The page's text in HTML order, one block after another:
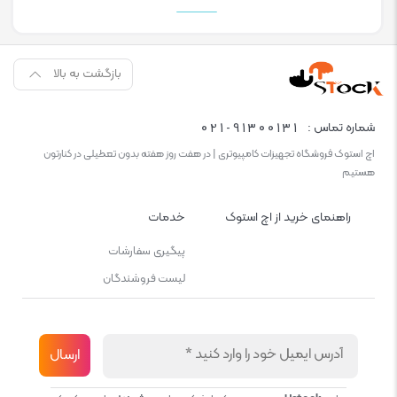
بازگشت به بالا
شماره تماس : 021-91300131
اچ استوک فروشگاه تجهیزات کامپیوتری | در هفت روز هفته بدون تعطیلی در کنارتون
هستیم
راهنمای خرید از اچ استوک خدمات
پیگیری سفارشات
لیست فروشندگان